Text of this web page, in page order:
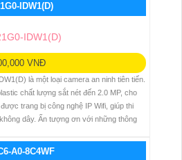
IDW1(D)
VNĐ
là một loại camera an ninh tiên tiến.
chất lượng sắt nét đến 2.0 MP, cho
trang bị công nghệ IP Wifi, giúp thi
dây. Ấn tượng ơn với những thông
A0-8C4WF